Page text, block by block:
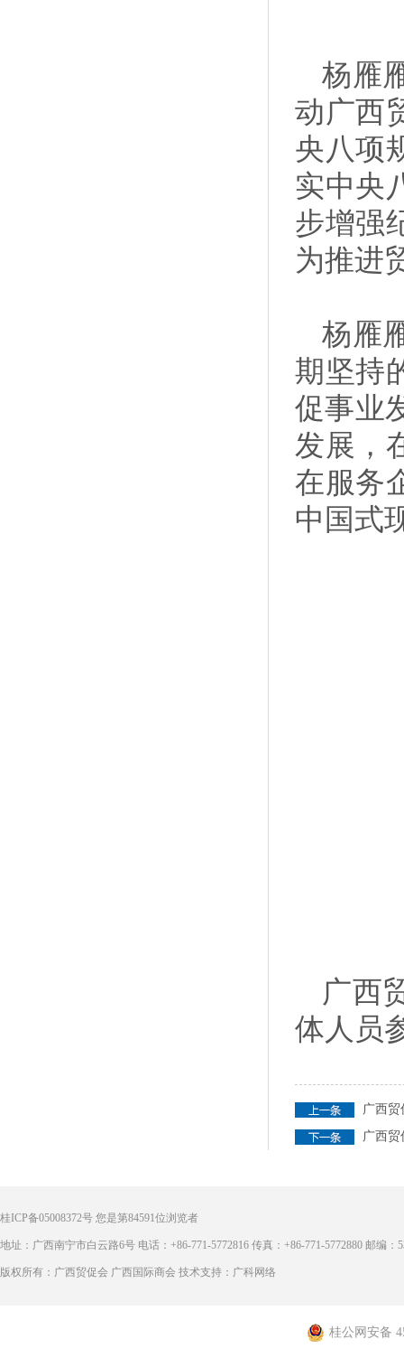
杨雁
动广西
央八项
实中央
步增强
为推进
杨雁
期坚持
促事业
发展，
在服务
中国式
广西
体人员
广西贸
广西贸
桂ICP备05008372号 您是第84591位浏览者
地址：广西南宁市白云路6号 电话：+86-771-5772816 传真：+86-771-5772880 邮编：
版权所有：广西贸促会 广西国际商会 技术支持：广科网络
桂公网安备